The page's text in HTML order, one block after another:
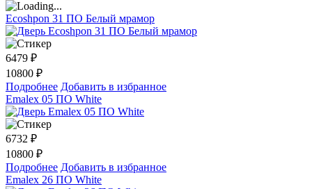
Ecoshpon 31 ПО Белый мрамор
6479 ₽
10800 ₽
Подробнее Добавить в избранное
Emalex 05 ПО White
6732 ₽
10800 ₽
Подробнее Добавить в избранное
Emalex 26 ПО White